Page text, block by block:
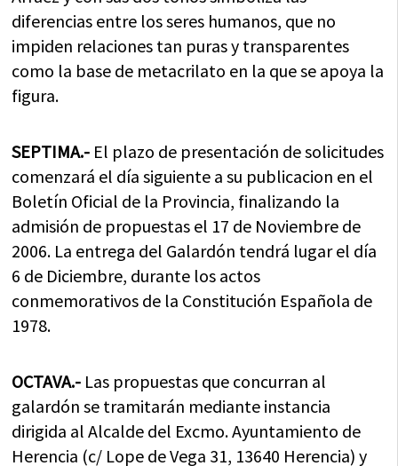
diferencias entre los seres humanos, que no
impiden relaciones tan puras y transparentes
como la base de metacrilato en la que se apoya la
figura.
SEPTIMA.- El plazo de presentación de solicitudes
comenzará el día siguiente a su publicacion en el
Boletín Oficial de la Provincia, finalizando la
admisión de propuestas el 17 de Noviembre de
2006. La entrega del Galardón tendrá lugar el día
6 de Diciembre, durante los actos
conmemorativos de la Constitución Española de
1978.
OCTAVA.- Las propuestas que concurran al
galardón se tramitarán mediante instancia
dirigida al Alcalde del Excmo. Ayuntamiento de
Herencia (c/ Lope de Vega 31, 13640 Herencia) y